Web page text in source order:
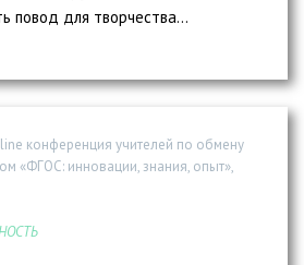
повод для творчества...
конференция учителей по обмену
«ФГОС: инновации, знания, опыт»,